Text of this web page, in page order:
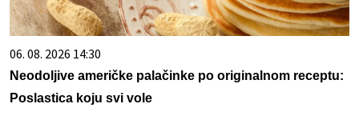
06. 08. 2026 14:30
Neodoljive američke palačinke po originalnom receptu:
Poslastica koju svi vole